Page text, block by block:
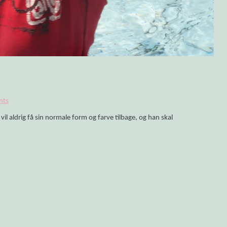
aldrig få sin normale form og farve tilbage, og han skal